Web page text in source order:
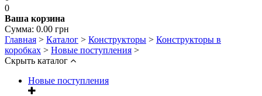
0
Ваша корзина
Сумма: 0.00 грн
Главная > Каталог > Конструкторы > Конструкторы в
коробках > Новые поступления >
Скрыть каталог
Новые поступления